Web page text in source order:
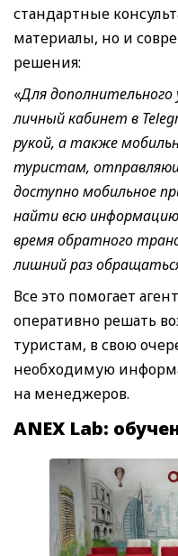
стандартные
материалы, но и
решения:
«Для
личный кабинет в
рукой, а также
туристам,
доступно мобильное
найти всю информацию
время обратного
лишний раз
Все это помогает
оперативно решать
туристам, в свою
необходимую
на менеджеров.
ANEX Lab: